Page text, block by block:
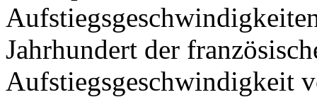
Jahrhundert der
Aufstiegsgeschwindigkeit